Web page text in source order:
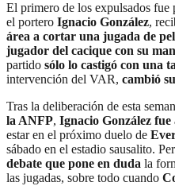
El primero de los expulsados fue
el portero Ignacio González,
área a cortar una jugada de
jugador del cacique con su
partido sólo lo castigó con una
intervención del VAR, cambió
Tras la deliberación de esta
la ANFP, Ignacio González fue
estar en el próximo duelo de
sábado en el estadio sausalito.
debate que pone en duda la
las jugadas, sobre todo cuando